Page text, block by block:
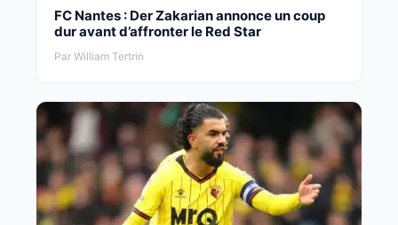
FC Nantes : Der Zakarian annonce un coup
dur avant d’affronter le Red Star
Par William Tertrin